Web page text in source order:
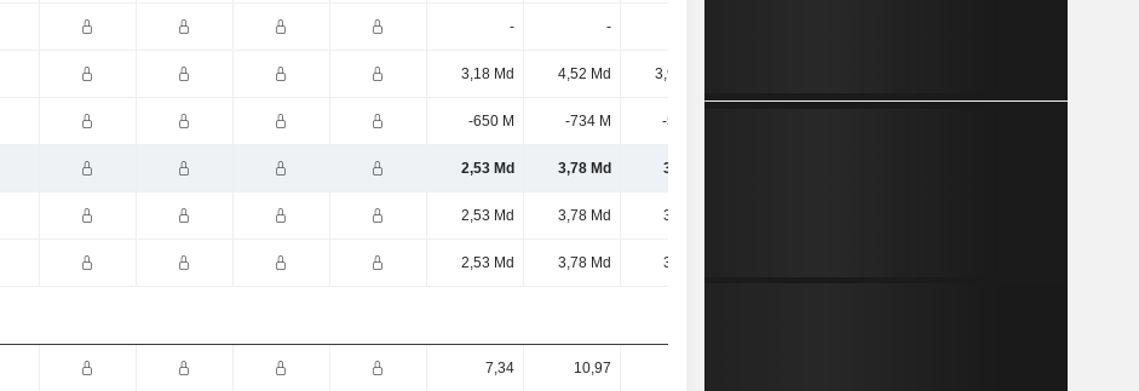
- -
3,18 Md 4,52 Md 3,93 Md
-650 M -734 M -525 M
2,53 Md 3,78 Md 3,4 Md
2,53 Md 3,78 Md 3,4 Md
2,53 Md 3,78 Md 3,4 Md
7,34 10,97